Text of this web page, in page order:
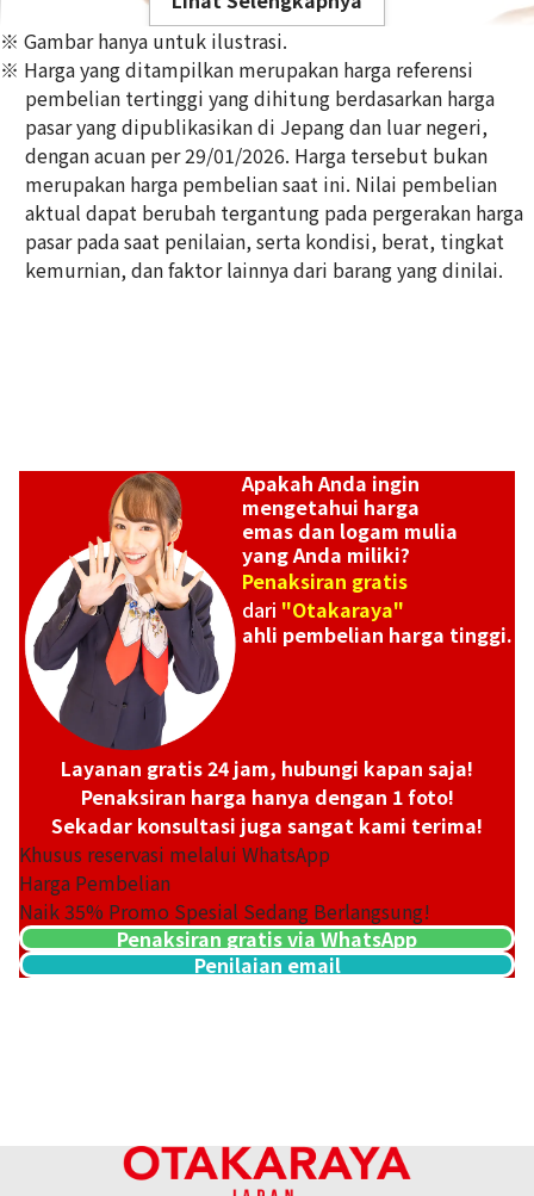
18K gold (K18) Kihei ring
Referensi Harga Buyback
Rp 11.159.140
※ Gambar hanya untuk ilustrasi.
※ Harga yang ditampilkan merupakan harga referensi
pembelian tertinggi yang dihitung berdasarkan harga
pasar yang dipublikasikan di Jepang dan luar negeri,
dengan acuan per 29/01/2026. Harga tersebut bukan
merupakan harga pembelian saat ini. Nilai pembelian
aktual dapat berubah tergantung pada pergerakan harga
pasar pada saat penilaian, serta kondisi, berat, tingkat
kemurnian, dan faktor lainnya dari barang yang dinilai.
Apakah Anda ingin
mengetahui harga
emas dan logam mulia
yang Anda miliki?
Penaksiran gratis
dari "Otakaraya"
ahli pembelian harga tinggi.
Layanan gratis 24 jam, hubungi kapan saja!
Penaksiran harga hanya dengan 1 foto!
Sekadar konsultasi juga sangat kami terima!
Khusus reservasi melalui WhatsApp
Harga Pembelian
Naik35% Promo Spesial Sedang Berlangsung!
Penaksiran gratis via WhatsApp
Penilaian email